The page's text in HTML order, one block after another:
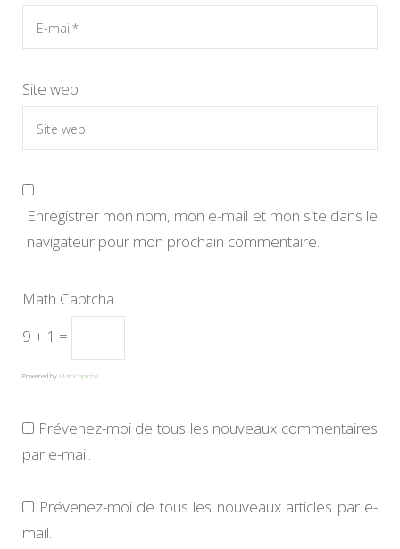
Site web
Enregistrer mon nom, mon e-mail et mon site dans le
navigateur pour mon prochain commentaire.
Math Captcha
9 + 1 =
Powered byMathCaptcha
Prévenez-moi de tous les nouveaux commentaires
par e-mail.
Prévenez-moi de tous les nouveaux articles par e-
mail.